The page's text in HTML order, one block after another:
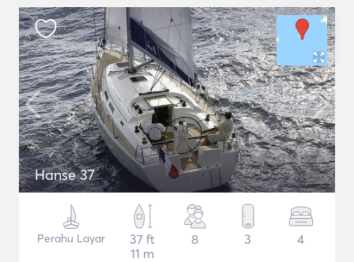
Hanse 37
Perahu Layar
37 ft
11 m
8 3 4